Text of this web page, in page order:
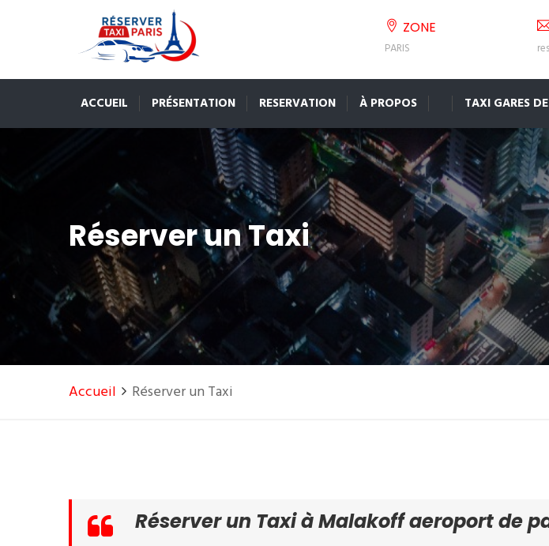
ZONE
PARIS
ACCUEIL PRÉSENTATION RESERVATION À PROPOS TAXI GARES
Réserver un Taxi
Accueil Réserver un Taxi
Réserver un Taxi à Malakoff aeroport de